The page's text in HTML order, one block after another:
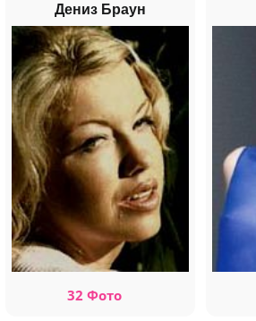
Дениз Браун
32 Фото